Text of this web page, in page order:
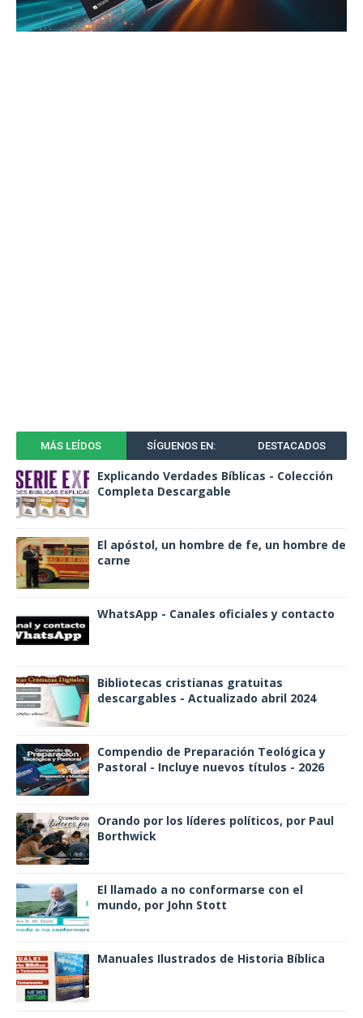
MÁS LEÍDOS SÍGUENOS EN: DESTACADOS
Explicando Verdades Bíblicas - Colección
Completa Descargable
El apóstol, un hombre de fe, un hombre de
carne
WhatsApp - Canales oficiales y contacto
Bibliotecas cristianas gratuitas
descargables - Actualizado abril 2024
Compendio de Preparación Teológica y
Pastoral - Incluye nuevos títulos - 2026
Orando por los líderes políticos, por Paul
Borthwick
El llamado a no conformarse con el
mundo, por John Stott
Manuales Ilustrados de Historia Bíblica